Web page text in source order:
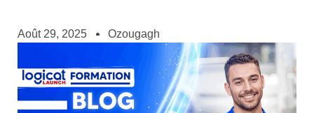
Août 29, 2025 Ozougagh